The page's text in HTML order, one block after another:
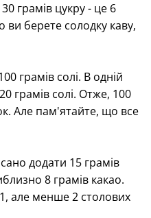
грамів цукру - це 6
ви берете солодку каву,
грамів солі. В одній
грамів солі. Отже, 100
Але пам'ятайте, що все
додати 15 грамів
8 грамів какао.
але менше 2 столових